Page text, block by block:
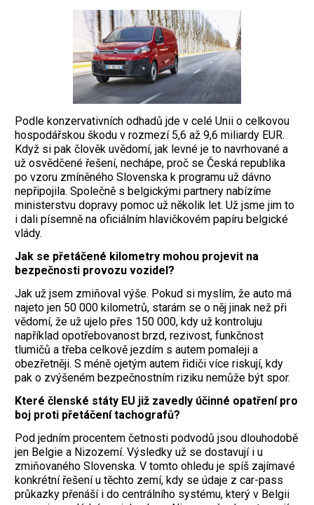
Podle konzervativních odhadů jde v celé Unii o celkovou
hospodářskou škodu v rozmezí 5,6 až 9,6 miliardy EUR.
Když si pak člověk uvědomí, jak levné je to navrhované a
už osvědčené řešení, nechápe, proč se Česká republika
po vzoru zmíněného Slovenska k programu už dávno
nepřipojila. Společně s belgickými partnery nabízíme
ministerstvu dopravy pomoc už několik let. Už jsme jim to
i dali písemně na oficiálním hlavičkovém papíru belgické
vlády.
Jak se přetáčené kilometry mohou projevit na
bezpečnosti provozu vozidel?
Jak už jsem zmiňoval výše. Pokud si myslím, že auto má
najeto jen 50 000 kilometrů, starám se o něj jinak než při
vědomí, že už ujelo přes 150 000, kdy už kontroluju
například opotřebovanost brzd, rezivost, funkčnost
tlumičů a třeba celkově jezdím s autem pomaleji a
obezřetněji. S méně ojetým autem řidiči více riskují, kdy
pak o zvýšeném bezpečnostním riziku nemůže být spor.
Které členské státy EU již zavedly účinné opatření pro
boj proti přetáčení tachografů?
Pod jedním procentem četnosti podvodů jsou dlouhodobě
jen Belgie a Nizozemí. Výsledky už se dostavují i u
zmiňovaného Slovenska. V tomto ohledu je spíš zajímavé
konkrétní řešení u těchto zemí, kdy se údaje z car-pass
průkazky přenáší i do centrálního systému, který v Belgii